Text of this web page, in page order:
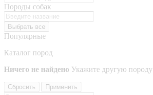
Породы собак
Выбрать все
Популярные
Каталог пород
Ничего не найдено Укажите другую породу
Сбросить Применить